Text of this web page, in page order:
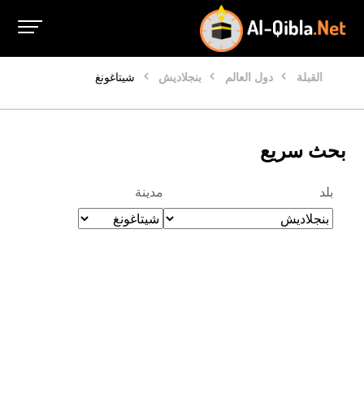
القبلة دول العالم بنجلاديش شيتاغونغ
بحث سريع
بلد مدينة